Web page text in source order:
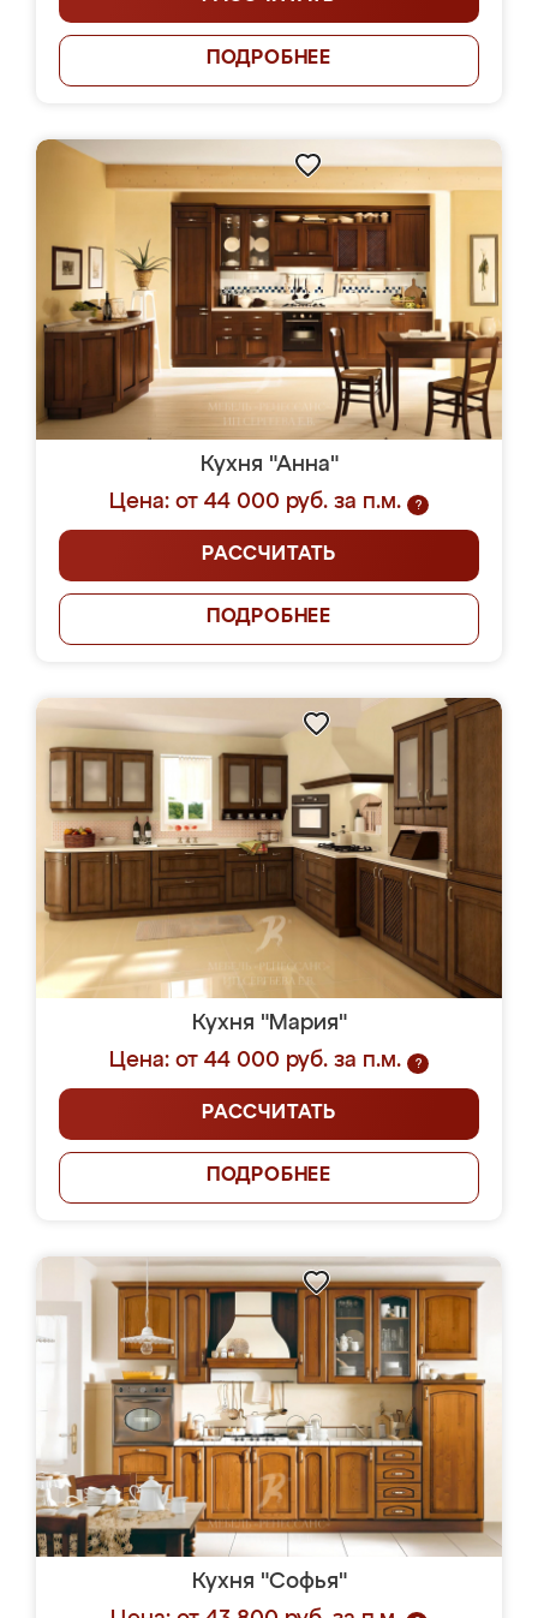
ПОДРОБНЕЕ
Кухня "Анна"
Цена: от 44 000 руб. за п.м.
?
РАССЧИТАТЬ
ПОДРОБНЕЕ
Кухня "Мария"
Цена: от 44 000 руб. за п.м.
?
РАССЧИТАТЬ
ПОДРОБНЕЕ
Кухня "Софья"